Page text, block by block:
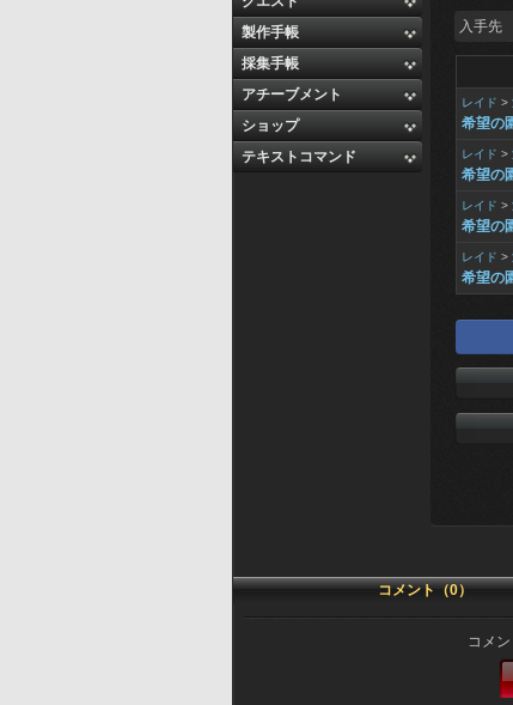
製作手帳
採集手帳
アチーブメント
ショップ
テキストコマンド
入手先
レイド >
希望の
レイド >
希望の
レイド >
希望の
レイド >
希望の
コメント（0）
コメ